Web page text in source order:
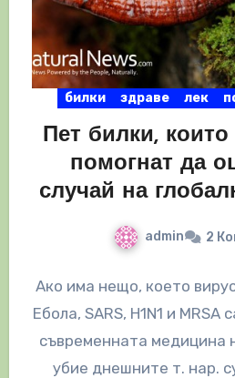
билки здраве лек
Пет билки,
помогнат да
случай на
admin 2
Ако има нещо, което
Ебола, SARS, H1N1 и MRSA
съвременната медицина
убие днешните т. нар.